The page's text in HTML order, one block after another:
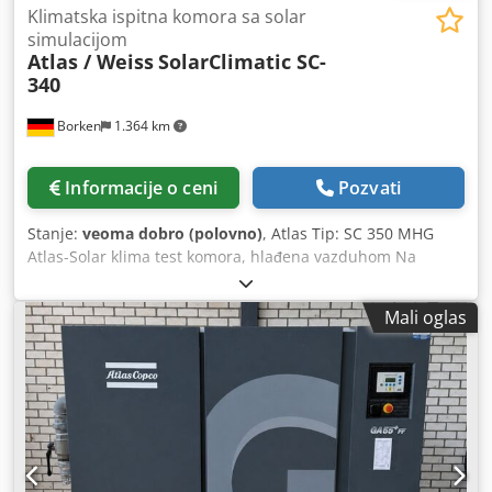
Borken 1.364 km
Klimatska ispitna komora sa solar
simulacijom
Atlas / WeissSolarClimatic SC-
340
Informacije o ceni Pozvati
Stanje: veoma dobro (polovno), Atlas Tip: SC 350 MHG
Atlas-Solar klima test komora, hlađena vazduhom Na
prodaju je ATLAS SC-340 MHG SolarClimatic test komora
(klimatska komora sa simulacijom sunčevog zračenja
pomoću MHG lampe). Uređaj je pogodan za izvođenje
standardizovanih testova izlaganja vremenskim uslovima i
starenja, pod kombinovanim uticajem zračenja,
temperature i klime. Oprema i posebnosti: - Precizna
regulacija temperature i vlažnosti - Integrisani sistem
ovlaživanja sa rezervoarom za vodu - Hlađenje putem
vodenog ili vazdušnog sistema (opciono) - Izvodi za
merenje prisutni - Upravljanje putem kontrolnog panela ili
Mali oglas